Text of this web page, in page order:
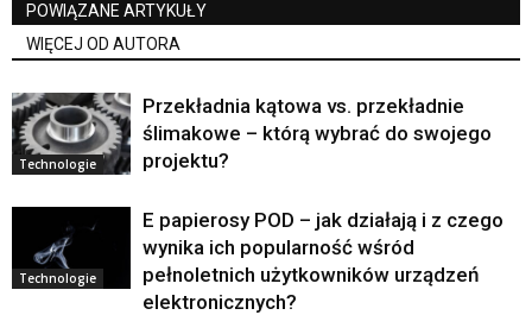
POWIĄZANE ARTYKUŁY
WIĘCEJ OD AUTORA
Technologie
Przekładnia kątowa vs. przekładnie
ślimakowe – którą wybrać do swojego
projektu?
Technologie
E papierosy POD – jak działają i z czego
wynika ich popularność wśród
pełnoletnich użytkowników urządzeń
elektronicznych?